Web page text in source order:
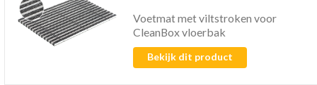
Voetmat met viltstroken voor
CleanBox vloerbak
Bekijk dit product